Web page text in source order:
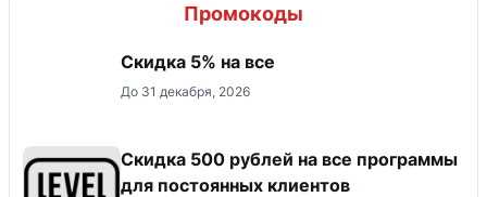
Промокоды
Скидка 5% на все
До 31 декабря, 2026
Скидка 500 рублей на все программы
для постоянных клиентов